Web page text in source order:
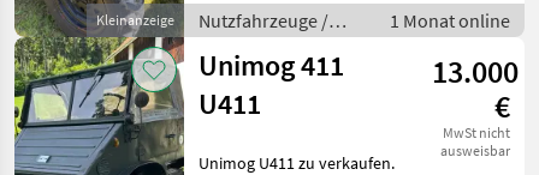
Kleinanzeige
melden. Nutzfahrzeuge
Nutzfahrzeuge /
Lastwagen (LKW)
1 Monat online
Unimog 411
U411
13.000
€
MwSt nicht
ausweisbar
Unimog U411 zu verkaufen.